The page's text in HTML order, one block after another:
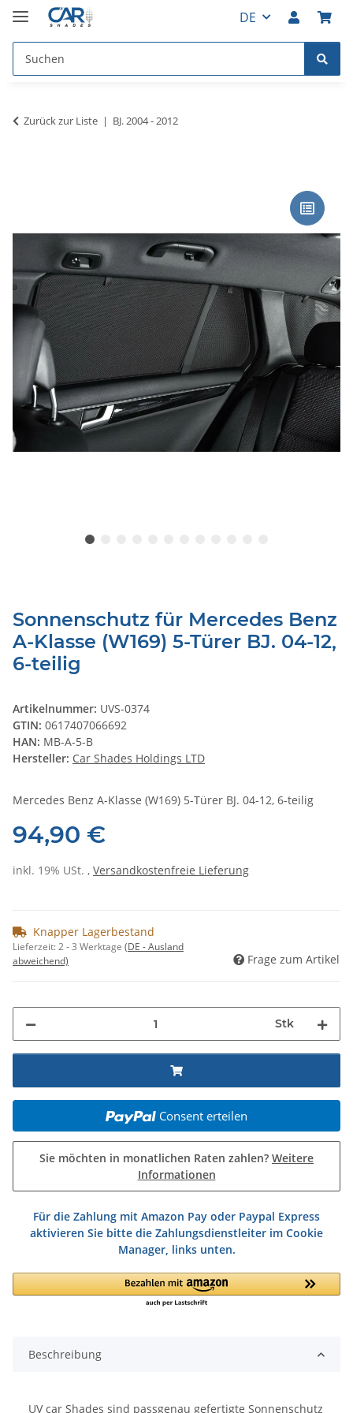
DE
Zurück zur Liste BJ. 2004 - 2012
Sonnenschutz für Mercedes Benz
A-Klasse (W169) 5-Türer BJ. 04-12,
6-teilig
Artikelnummer: UVS-0374
GTIN: 0617407066692
HAN: MB-A-5-B
Hersteller: Car Shades Holdings LTD
Mercedes Benz A-Klasse (W169) 5-Türer BJ. 04-12, 6-teilig
94,90 €
inkl. 19% USt. , Versandkostenfreie Lieferung
Knapper Lagerbestand
Lieferzeit:2 - 3 Werktage (DE - Ausland
abweichend)
Frage zum Artikel
Stk
Consent erteilen
Sie möchten in monatlichen Raten zahlen? Weitere
Informationen
Für die Zahlung mit Amazon Pay oder Paypal Express
aktivieren Sie bitte die Zahlungsdienstleiter im Cookie
Manager, links unten.
Beschreibung
UV car Shades sind passgenau gefertigte Sonnenschutz